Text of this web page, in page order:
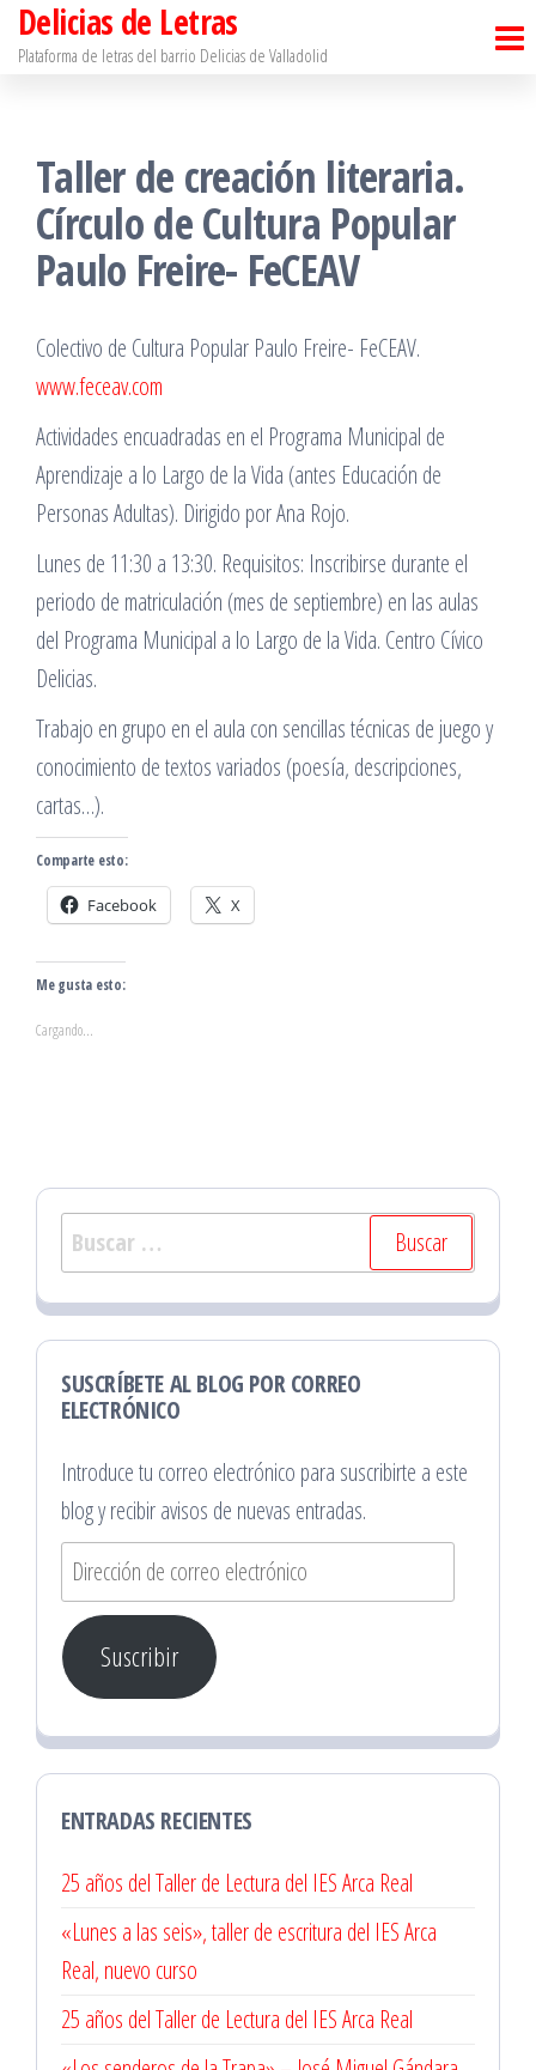
SaltarDelicias de Letras
Plataforma de letras del barrio Delicias de Valladolid
Taller de creación literaria.
Círculo de Cultura Popular
Paulo Freire- FeCEAV
Colectivo de Cultura Popular Paulo Freire- FeCEAV.
www.feceav.com
Actividades encuadradas en el Programa Municipal de
Aprendizaje a lo Largo de la Vida (antes Educación de
Personas Adultas). Dirigido por Ana Rojo.
Lunes de 11:30 a 13:30. Requisitos: Inscribirse durante el
periodo de matriculación (mes de septiembre) en las aulas
del Programa Municipal a lo Largo de la Vida. Centro Cívico
Delicias.
Trabajo en grupo en el aula con sencillas técnicas de juego y
conocimiento de textos variados (poesía, descripciones,
cartas…).
Comparte esto:
Facebook X
Me gusta esto:
Cargando...
Buscar:
SUSCRÍBETE AL BLOG POR CORREO
ELECTRÓNICO
Introduce tu correo electrónico para suscribirte a este
blog y recibir avisos de nuevas entradas.
Dirección
de
correo
electrónico
Suscribir
ENTRADAS RECIENTES
25 años del Taller de Lectura del IES Arca Real
«Lunes a las seis», taller de escritura del IES Arca
Real, nuevo curso
25 años del Taller de Lectura del IES Arca Real